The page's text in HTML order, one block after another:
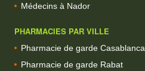
Médecins à Nador
PHARMACIES PAR VILLE
Pharmacie de garde Casablanca
Pharmacie de garde Rabat